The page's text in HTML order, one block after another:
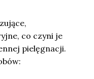
co czyni je
pielęgnacji.